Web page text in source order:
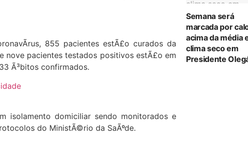
855 pacientes estÃ£o curados da
nove pacientes testados positivos estÃ£o em
Ã³bitos confirmados.
isolamento domiciliar sendo monitorados e
do MinistÃ©rio da SaÃºde.
Semana será
marcada por
acima da média
clima seco em
Presidente